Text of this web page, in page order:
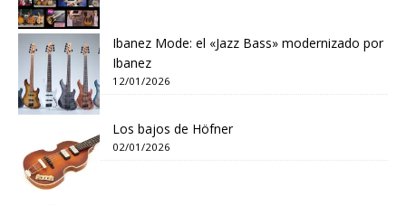
Ibanez Mode: el «Jazz Bass» modernizado por
Ibanez
12/01/2026
Los bajos de Höfner
02/01/2026